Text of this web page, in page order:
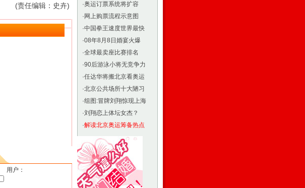
(责任编辑：史卉)
用户：
·奥运订票系统将扩容
· 网上购票流程示意图
·中国拳王速度世界最快
·08年8月8日婚宴火爆
·全球最卖座比赛排名
·90后游泳小将无竞争力
·任达华将搬北京看奥运
·北京公共场所十大陋习
·组图:冒牌刘翔惊现上海
·刘翔恋上体坛女杰？
·解读北京奥运筹备热点